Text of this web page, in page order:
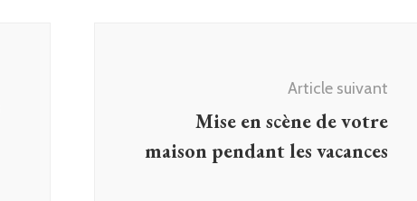
Article suivant
Mise en scène de votre
maison pendant les vacances